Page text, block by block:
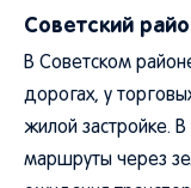
Советский
В Советском
дорогах, у
жилой застройке.
маршруты через